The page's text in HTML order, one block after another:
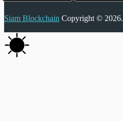
Siam Blockchain Copyright © 2026.